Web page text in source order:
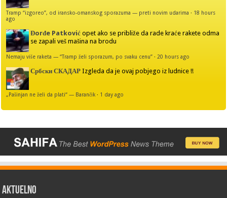
Tramp “izgoreo”, od iransko-omanskog sporazuma — preti novim udarima · 18 hours
ago
Đorđe Patković opet ako se približe da rade kraće rakete odma
se zapali veš mašina na brodu
Nemaju više raketa — “Tramp želi sporazum, po svaku cenu” · 20 hours ago
Србски СКАДАР Izgleda da je ovaj pobjego iz ludnice !!
„Pašinjan ne želi da plati“ — Barančik · 1 day ago
AKTUELNO